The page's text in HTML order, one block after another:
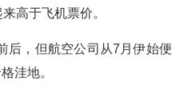
高于飞机票价。
，但航空公司从7月伊始
洼地。